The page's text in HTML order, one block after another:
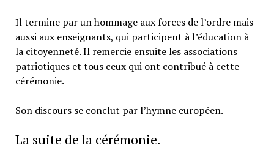
Il termine par un hommage aux forces de l’ordre mais
aussi aux enseignants, qui participent à l’éducation à
la citoyenneté. Il remercie ensuite les associations
patriotiques et tous ceux qui ont contribué à cette
cérémonie.
Son discours se conclut par l’hymne européen.
La suite de la cérémonie.